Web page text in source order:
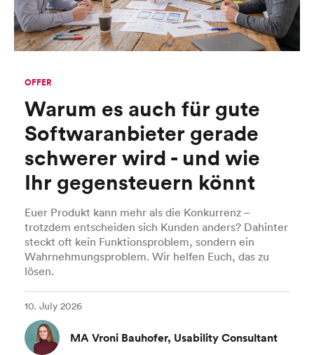
OFFER
Warum es auch für gute
Softwaranbieter gerade
schwerer wird - und wie
Ihr gegensteuern könnt
Euer Produkt kann mehr als die Konkurrenz –
trotzdem entscheiden sich Kunden anders? Dahinter
steckt oft kein Funktionsproblem, sondern ein
Wahrnehmungsproblem. Wir helfen Euch, das zu
lösen.
10. July 2026
MA Vroni Bauhofer, Usability Consultant